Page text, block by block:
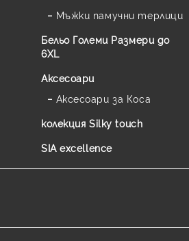
Мъжки памучни терлици
Бельо Големи Размери до
6XL
Аксесоари
Аксесоари за Коса
колекция Silky touch
SIA excellence